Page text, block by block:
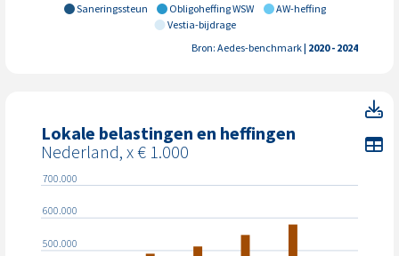
Saneringssteun Obligoheffing WSW
AW-heffing
Vestia-bijdrage
Bron: Aedes-benchmark| 2020 - 2024
Lokale belastingen en heffingen
Nederland, x € 1.000
500.000
600.000
700.000